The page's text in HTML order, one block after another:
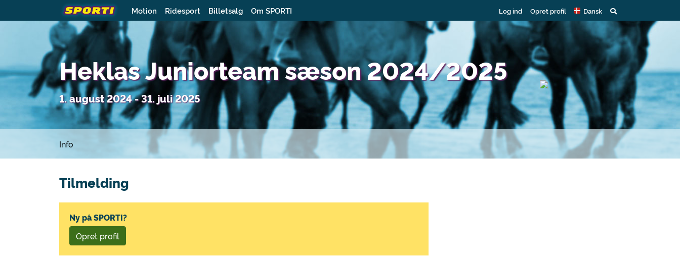
Motion Ridesport Billetsalg Om SPORTI Log ind Opret profil Dansk
Heklas Juniorteam sæson 2024/2025
1. august 2024 - 31. juli 2025
Info
Tilmelding
Ny på SPORTI?
Opret profil